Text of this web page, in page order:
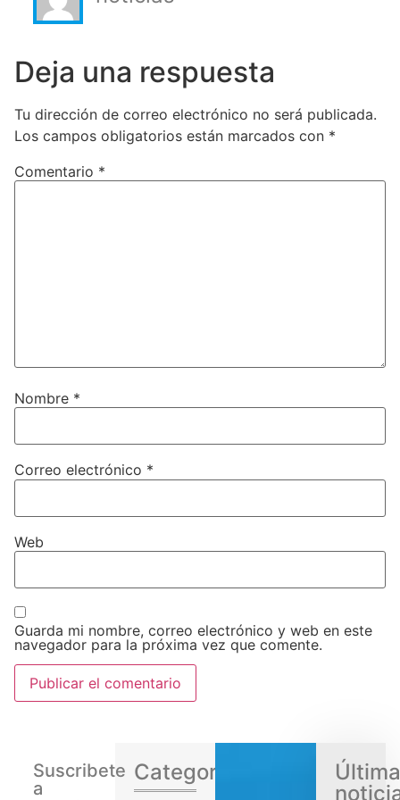
Deja una respuesta
Tu dirección de correo electrónico no será publicada.
Los campos obligatorios están marcados con *
Comentario *
Nombre *
Correo electrónico *
Web
Guarda mi nombre, correo electrónico y web en este
navegador para la próxima vez que comente.
Suscribete
a
Categorias